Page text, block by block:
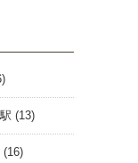
(13)
(16)